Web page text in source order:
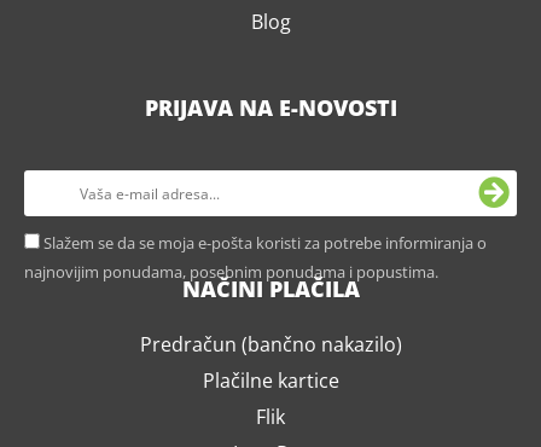
Blog
PRIJAVA NA E-NOVOSTI
Slažem se da se moja e-pošta koristi za potrebe informiranja o
najnovijim ponudama, posebnim ponudama i popustima.
NAČINI PLAČILA
Predračun (bančno nakazilo)
Plačilne kartice
Flik